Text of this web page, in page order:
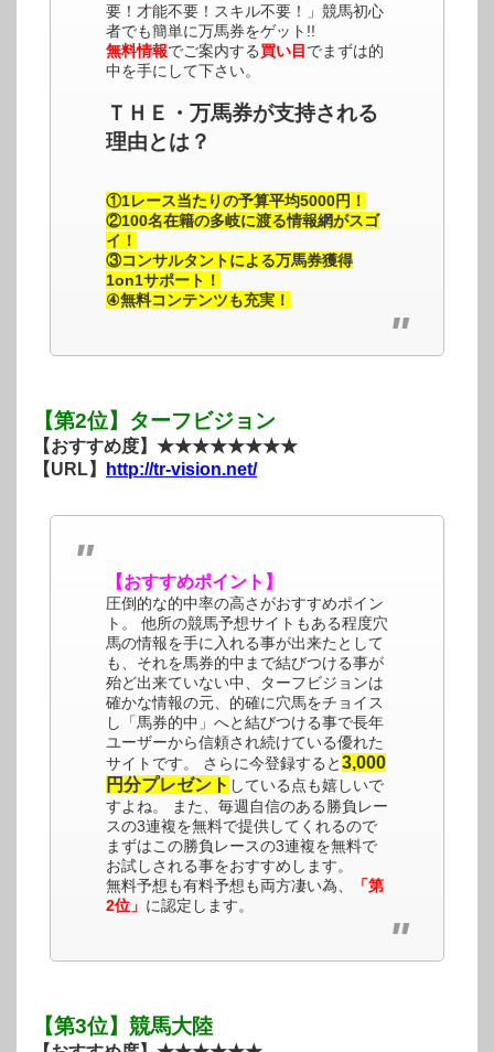
要！才能不要！スキル不要！」競馬初心
者でも簡単に万馬券をゲット!!
無料情報でご案内する買い目 でまずは的
中を手にして下さい。
ＴＨＥ・万馬券が支持される
理由とは？
①1レース当たりの予算平均5000円！
②100名在籍の多岐に渡る情報網がスゴ
イ！
③コンサルタントによる万馬券獲得
1on1サポート！
④無料コンテンツも充実！
【第2位】ターフビジョン
【おすすめ度】★★★★★★★★
【URL】
http://tr-vision.net/
【おすすめポイント】
圧倒的な的中率の高さがおすすめポイン
ト。 他所の競馬予想サイトもある程度穴
馬の情報を手に入れる事が出来たとして
も、それを馬券的中まで結びつける事が
殆ど出来ていない中、ターフビジョンは
確かな情報の元、的確に穴馬をチョイス
し「馬券的中」へと結びつける事で長年
ユーザーから信頼され続けている優れた
サイトです。 さらに今登録すると3,000
円分プレゼント している点も嬉しいで
すよね。 また、毎週自信のある勝負レー
スの3連複を無料で提供してくれるので
まずはこの勝負レースの3連複を無料で
お試しされる事をおすすめします。
無料予想も有料予想も両方凄い為、
「第
2位」 に認定します。
【第3位】競馬大陸